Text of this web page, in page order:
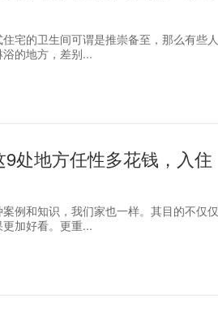
宅的卫生间可谓是推崇备至，那么有些人
的地方，差别...
处地方任性多花钱，入住
例和知识，我们家也一样。其目的不仅仅
加好看。更重...